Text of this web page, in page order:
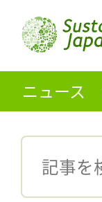
ニュース